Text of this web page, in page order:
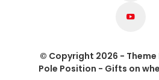
© Copyright 2026 - Theme
Pole Position - Gifts on